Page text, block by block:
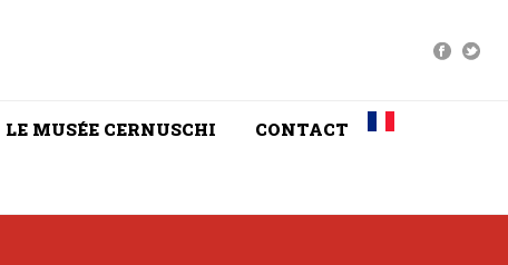
LE MUSÉE CERNUSCHI CONTACT